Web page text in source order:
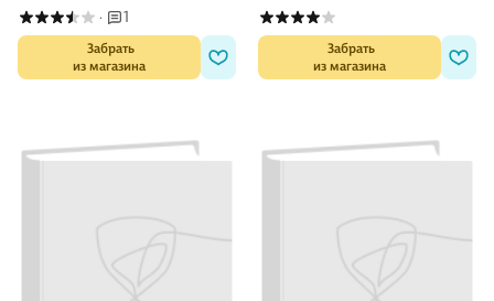
· 1
Забрать
из магазина
Забрать
из магазина